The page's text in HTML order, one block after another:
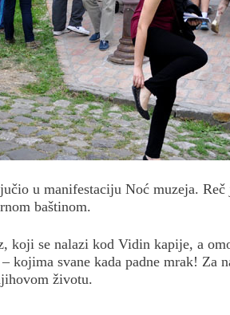
u manifestaciju Noć muzeja.
baštinom.
koji se nalazi kod Vidin kapije, a
svane kada padne mrak! Za
životu.